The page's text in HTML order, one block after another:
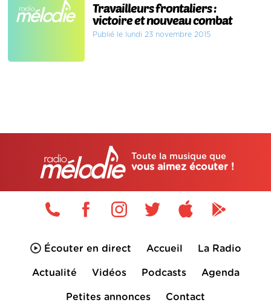
Travailleurs frontaliers :
victoire et nouveau combat
Publié le lundi 23 novembre 2015
Toute la musique que
vous aimez écouter !
Écouter en direct Accueil La Radio
Actualité Vidéos Podcasts Agenda
Petites annonces Contact